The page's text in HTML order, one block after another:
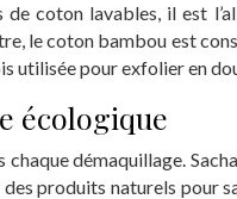
coton lavables, il est
le coton bambou est
utilisée pour exfolier en
écologique
démaquillage.
produits naturels pour